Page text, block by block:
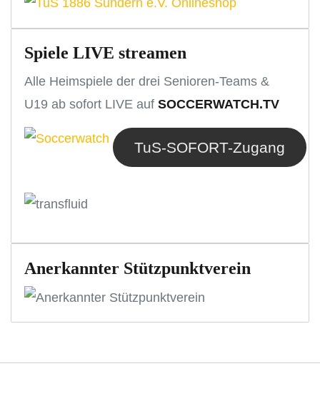
Spiele LIVE streamen
Alle Heimspiele der drei Senioren-Teams &
U19 ab sofort LIVE aufSOCCERWATCH.TV
TuS-SOFORT-Zugang
Anerkannter Stützpunktverein